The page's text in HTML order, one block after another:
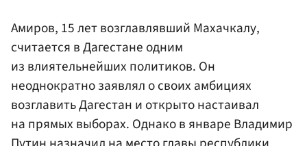
Амиров, 15 лет возглавлявший Махачкалу,
считается в Дагестане одним
из влиятельнейших политиков. Он
неоднократно заявлял о своих амбициях
возглавить Дагестан и открыто настаивал
на прямых выборах. Однако в январе Владимир